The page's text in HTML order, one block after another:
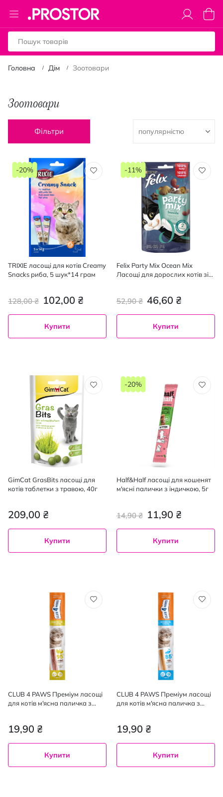
Toggle
Nav
Кошик
Головна Дім Зоотовари
Зоотовари
Фільтри
TRIXIE ласощі для котів Creamy
Snacks риба, 5 шук*14 грам
102,00 ₴
128,00 ₴
-20%
Купити
Felix Party Mix Ocean Mix
Ласощі для дорослих котів зі
46,60 ₴
52,90 ₴
-11%
Купити
GimCat GrasBits ласощі для
котів таблетки з травою, 40г
209,00 ₴
Купити
Half&Half ласощі для кошенят
м'ясні палички з індичкою, 5г
11,90 ₴
14,90 ₴
-20%
Купити
CLUB 4 PAWS Преміум ласощі
для котів м'ясна паличка з
19,90 ₴
Купити
CLUB 4 PAWS Преміум ласощі
для котів м'ясна паличка з
19,90 ₴
Купити